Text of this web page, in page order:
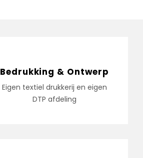
Bedrukking & Ontwerp
Eigen textiel drukkerij en eigen
DTP afdeling